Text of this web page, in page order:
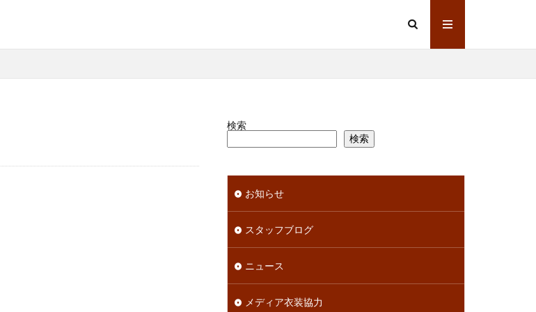
検索
検索
お知らせ
スタッフブログ
ニュース
メディア衣装協力